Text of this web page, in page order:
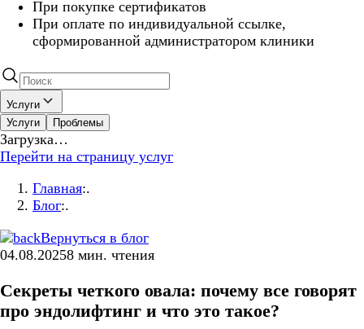
При покупке сертификатов
При оплате по индивидуальной ссылке,
сформированной администратором клиники
Услуги
Услуги
Проблемы
Загрузка…
Перейти на страницу услуг
Главная:.
Блог:.
Вернуться в блог
04.08.20258 мин. чтения
Секреты четкого овала: почему все говорят
про эндолифтинг и что это такое?